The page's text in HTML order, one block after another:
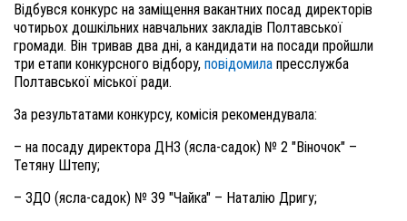
Відбувся конкурс на заміщення вакантних посад директорів
чотирьох дошкільних навчальних закладів Полтавської
громади. Він тривав два дні, а кандидати на посади пройшли
три етапи конкурсного відбору, повідомила пресслужба
Полтавської міської ради.
За результатами конкурсу, комісія рекомендувала:
– на посаду директора ДНЗ (ясла-садок) № 2 "Віночок" –
Тетяну Штепу;
– ЗДО (ясла-садок) № 39 "Чайка" – Наталію Дригу;